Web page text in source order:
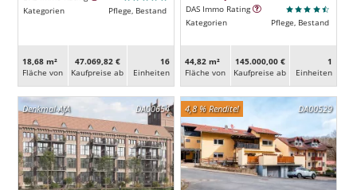
Kategorien
Pflege, Bestand
18,68 m²
Fläche von
47.069,82 €
Kaufpreise ab
16
Ein­heiten
DAS Immo Rating
Kategorien
Pflege, Bestand
44,82 m²
Fläche von
145.000,00 €
Kaufpreise ab
1
Ein­heiten
DA00654
Denkmal-AfA DA00529
4,8 % Rendite!